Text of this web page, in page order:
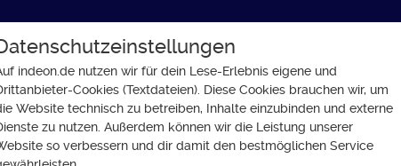
GLAUBE SOZIALES
der Gewalt widersprechen
indeon.de nutzen wir für dein Lese-Erlebnis eigene und
Cookies (Textdateien). Diese Cookies brauchen wir, um
Website technisch zu betreiben, Inhalte einzubinden und externe
zu nutzen. Außerdem können wir die Leistung unserer
so verbessern und dir damit den bestmöglichen Service